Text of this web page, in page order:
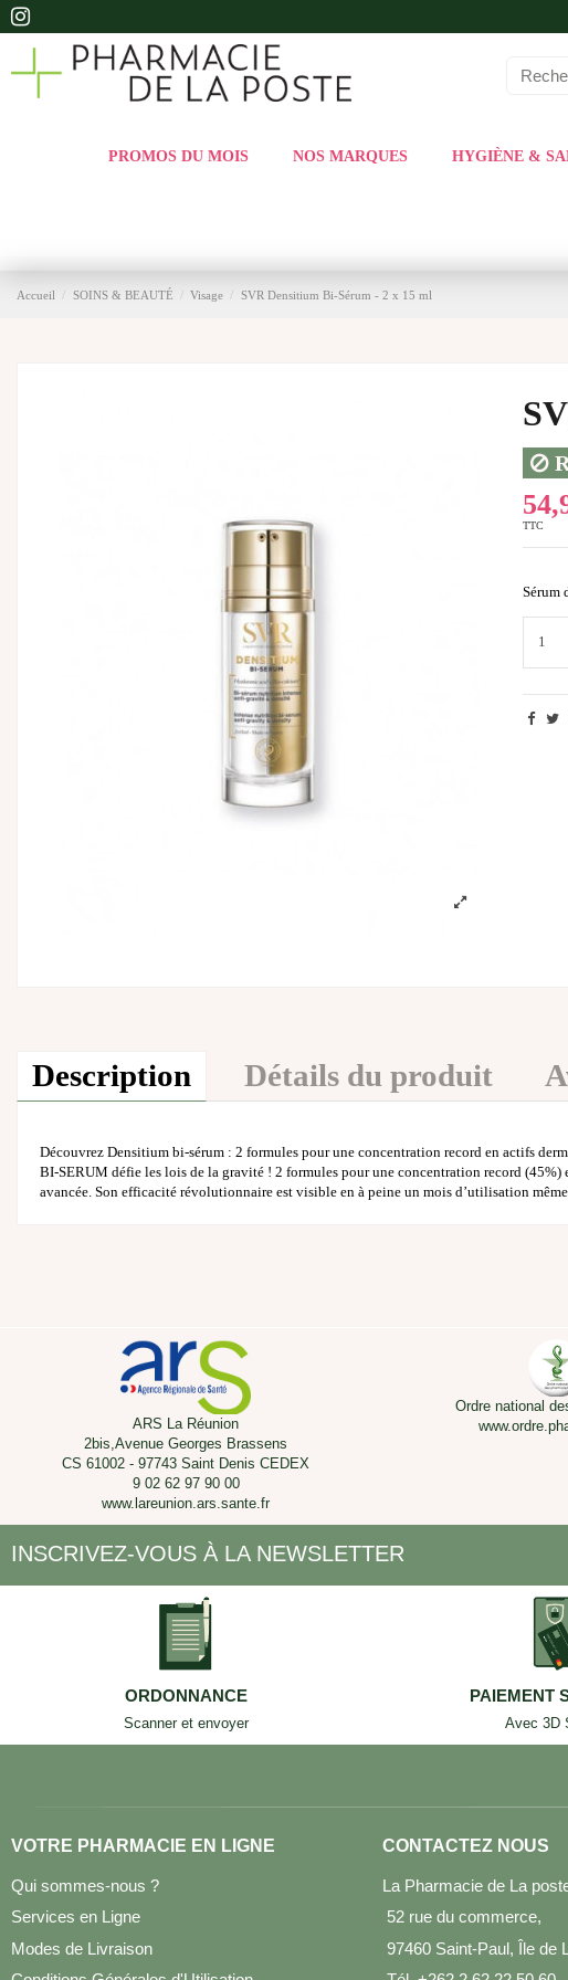
PROMOS DU MOIS NOS MARQUES HYGIÈNE &
Accueil SOINS & BEAUTÉ Visage SVR Densitium Bi-Sérum - 2 x 15 ml
TTC
Sérum
Description Détails du produit
Découvrez Densitium bi-sérum : 2 formules pour une concentration record en actifs
BI-SERUM défie les lois de la gravité ! 2 formules pour une concentration record (45%)
avancée. Son efficacité révolutionnaire est visible en à peine un mois d’utilisation
ARS La Réunion
2bis,Avenue Georges Brassens
CS 61002 - 97743 Saint Denis CEDEX
9 02 62 97 90 00
www.lareunion.ars.sante.fr
Ordre national
INSCRIVEZ-VOUS À LA NEWSLETTER
ORDONNANCE
Scanner et envoyer
PAIEMENT
Avec 3D
VOTRE PHARMACIE EN LIGNE
Qui sommes-nous ?
Services en Ligne
Modes de Livraison
CONTACTEZ NOUS
La Pharmacie de La
52 rue du commerce,
97460 Saint-Paul, Île de